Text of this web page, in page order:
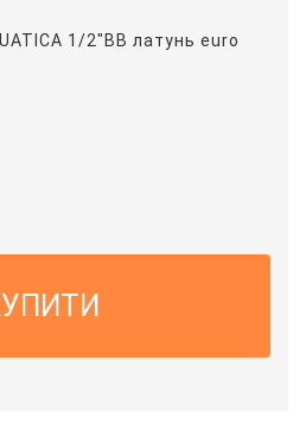
1/2"ВВ латунь euro